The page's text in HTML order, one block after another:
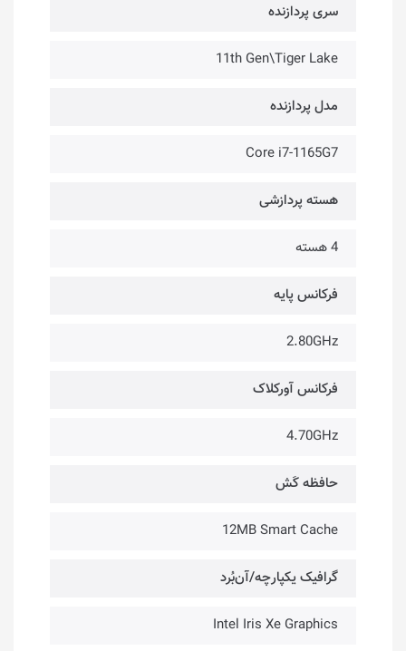
سری پردازنده
11th Gen\Tiger Lake
مدل پردازنده
Core i7-1165G7
هسته پردازشی
4 هسته
فرکانس پایه
2.80GHz
فرکانس آورکلاک
4.70GHz
حافظه کَش
12MB Smart Cache
گرافیک یکپارچه/آن‌بُرد
Intel Iris Xe Graphics